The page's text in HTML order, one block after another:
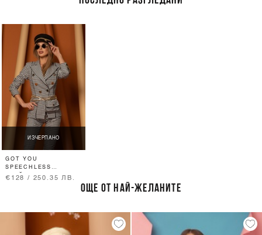
ИЗЧЕРПАНО
GOT YOU
SPEECHLESS
БЛЕЙЗЪР
€128 / 250.35 ЛВ.
ОЩЕ ОТ НАЙ-ЖЕЛАНИТЕ